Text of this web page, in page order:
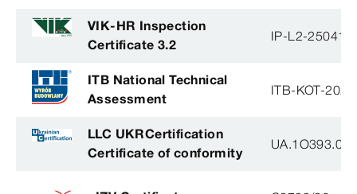
VIK-HR Inspection
Certificate 3.2
IP-L2-250414
ITB National Technical
Assessment
ITB-KOT-
LLC UKRCertification
Certificate of conformity